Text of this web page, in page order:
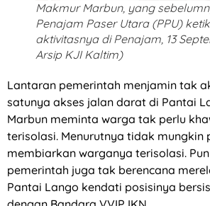
Makmur Marbun, yang
Penajam Paser Utara (PPU)
aktivitasnya di Penajam, 13
Arsip KJI Kaltim)
Lantaran pemerintah menjamin tak
satunya akses jalan darat di Pantai
Marbun meminta warga tak perlu
terisolasi. Menurutnya tidak mungkin
membiarkan warganya terisolasi.
pemerintah juga tak berencana
Pantai Lango kendati posisinya